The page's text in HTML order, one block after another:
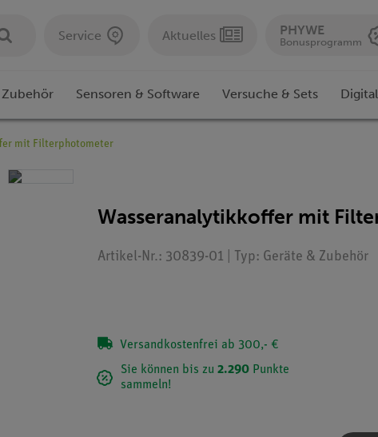
Service Aktuelles PHYWE
Bonusprogramm
Zubehör Sensoren & Software Versuche & Sets
mit Filterphotometer
Wasseranalytikkoffer mit
Artikel-Nr.: 30839-01 | Typ: Geräte & Zubehör
Versandkostenfrei ab 300,- €
Sie können bis zu 2.290 Punkte
sammeln!